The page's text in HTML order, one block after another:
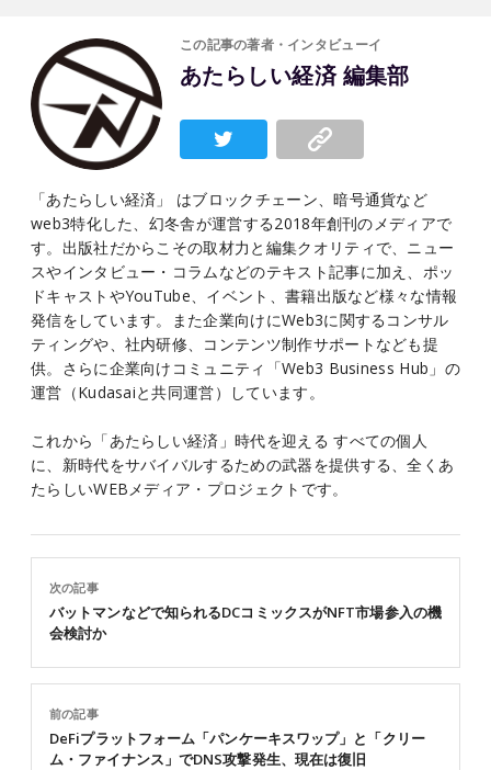
この記事の著者・インタビューイ
あたらしい経済 編集部
「あたらしい経済」 はブロックチェーン、暗号通貨など
web3特化した、幻冬舎が運営する2018年創刊のメディアで
す。出版社だからこその取材力と編集クオリティで、ニュー
スやインタビュー・コラムなどのテキスト記事に加え、ポッ
ドキャストやYouTube、イベント、書籍出版など様々な情報
発信をしています。また企業向けにWeb3に関するコンサル
ティングや、社内研修、コンテンツ制作サポートなども提
供。さらに企業向けコミュニティ「Web3 Business Hub」の
運営（Kudasaiと共同運営）しています。
これから「あたらしい経済」時代を迎える すべての個人
に、新時代をサバイバルするための武器を提供する、全くあ
たらしいWEBメディア・プロジェクトです。
前の記事
DeFiプラットフォーム「パンケーキスワップ」と「クリー
ム・ファイナンス」でDNS攻撃発生、現在は復旧
次の記事
バットマンなどで知られるDCコミックスがNFT市場参入の機
会検討か